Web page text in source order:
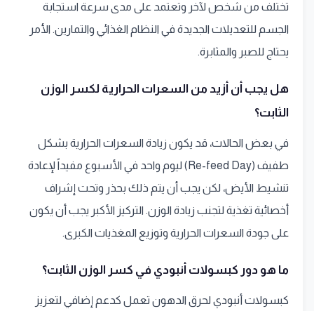
تختلف من شخص لآخر وتعتمد على مدى سرعة استجابة
الجسم للتعديلات الجديدة في النظام الغذائي والتمارين. الأمر
يحتاج للصبر والمثابرة.
هل يجب أن أزيد من السعرات الحرارية لكسر الوزن
الثابت؟
في بعض الحالات، قد يكون زيادة السعرات الحرارية بشكل
طفيف (Re-feed Day) ليوم واحد في الأسبوع مفيداً لإعادة
تنشيط الأيض، لكن يجب أن يتم ذلك بحذر وتحت إشراف
أخصائية تغذية لتجنب زيادة الوزن. التركيز الأكبر يجب أن يكون
على جودة السعرات الحرارية وتوزيع المغذيات الكبرى.
ما هو دور كبسولات أنبودي في كسر الوزن الثابت؟
كبسولات أنبودي لحرق الدهون تعمل كدعم إضافي لتعزيز